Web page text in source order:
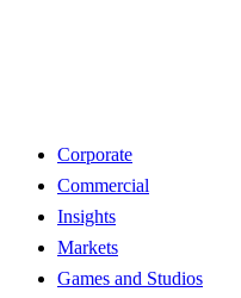
Corporate
Commercial
Insights
Markets
Games and Studios